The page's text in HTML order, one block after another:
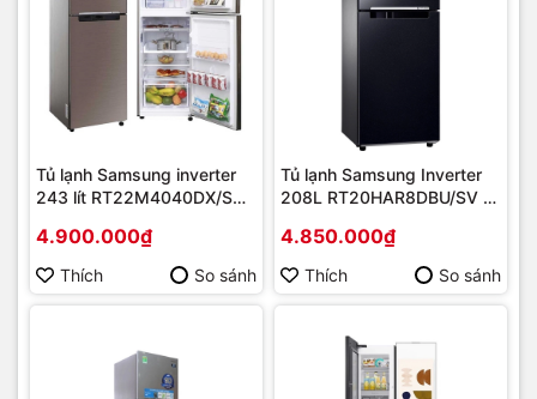
Tủ lạnh Samsung inverter
243 lít RT22M4040DX/SV |
4.900.000₫
Thích So sánh
Tủ lạnh Samsung Inverter
208L RT20HAR8DBU/SV |
4.850.000₫
Thích So sánh